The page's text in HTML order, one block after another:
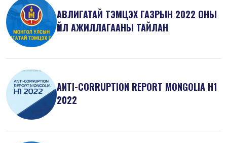
АВЛИГАТАЙ ТЭМЦЭХ ГАЗРЫН 2022 ОНЫ
ҮЙЛ АЖИЛЛАГААНЫ ТАЙЛАН
ANTI-СORRUPTION REPORT MONGOLIA H1
2022